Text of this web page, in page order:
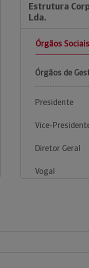
Estrutura
Lda.
Órgãos Sociais
Órgãos de
Presidente
Vice-
Diretor Geral
Vogal